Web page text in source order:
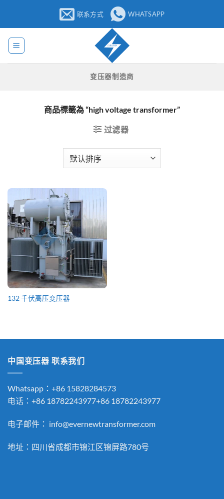
内
联系方式 WHATSAPP
变压器制造商
商品標籤為 “high voltage transformer”
过滤器
132 千伏高压变压器
中国变压器 联系我们
Whatsapp：+86 15828284573
电话：+86 18782243977+86 18782243977
电子邮件： info@evernewtransformer.com
地址：四川省成都市锦江区锦屏路780号